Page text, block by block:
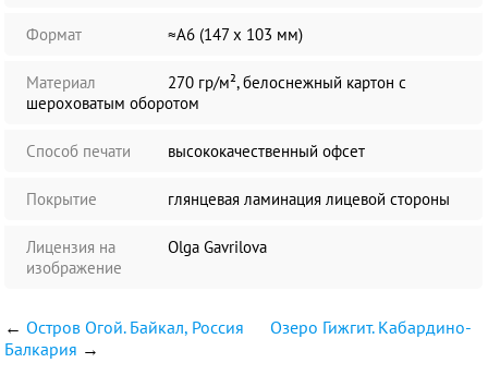
Формат ≈А6 (147 х 103 мм)
Материал
270 гр/м², белоснежный картон с
шероховатым оборотом
Способ печати высококачественный офсет
Покрытие глянцевая ламинация лицевой стороны
Лицензия на
изображение
Olga Gavrilova
←Остров Огой. Байкал, Россия
Озеро Гижгит. Кабардино-
Балкария →